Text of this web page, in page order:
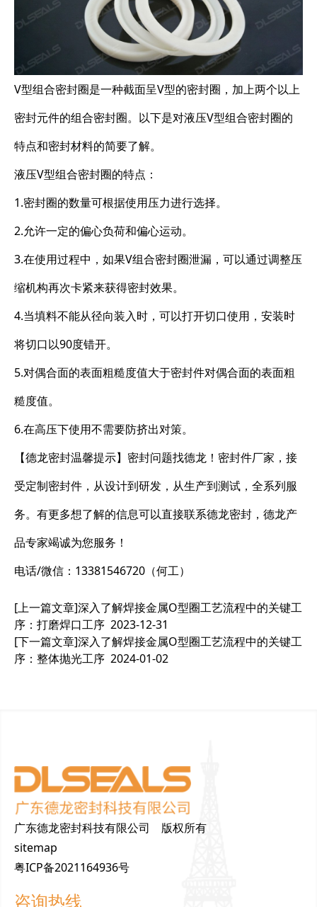
V型组合密封圈是一种截面呈V型的密封圈，加上两个以上
密封元件的组合密封圈。以下是对液压V型组合密封圈的
特点和密封材料的简要了解。
液压V型组合密封圈的特点：
1.密封圈的数量可根据使用压力进行选择。
2.允许一定的偏心负荷和偏心运动。
3.在使用过程中，如果V组合密封圈泄漏，可以通过调整压
缩机构再次卡紧来获得密封效果。
4.当填料不能从径向装入时，可以打开切口使用，安装时
将切口以90度错开。
5.对偶合面的表面粗糙度值大于密封件对偶合面的表面粗
糙度值。
6.在高压下使用不需要防挤出对策。
【德龙密封温馨提示】密封问题找德龙！密封件厂家，接
受定制密封件，从设计到研发，从生产到测试，全系列服
务。有更多想了解的信息可以直接联系德龙密封，德龙产
品专家竭诚为您服务！
电话/微信：13381546720（何工）
[上一篇文章]深入了解焊接金属O型圈工艺流程中的关键工
序：打磨焊口工序 2023-12-31
[下一篇文章]深入了解焊接金属O型圈工艺流程中的关键工
序：整体抛光工序 2024-01-02
广东德龙密封科技有限公司 版权所有
sitemap
粤ICP备2021164936号
咨询热线